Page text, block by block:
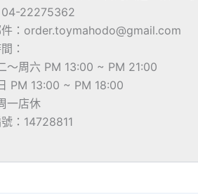
04-22275362
件：order.toymahodo@gmail.com
：
～周六 PM 13:00 ~ PM 21:00
PM 13:00 ~ PM 18:00
一店休
：14728811